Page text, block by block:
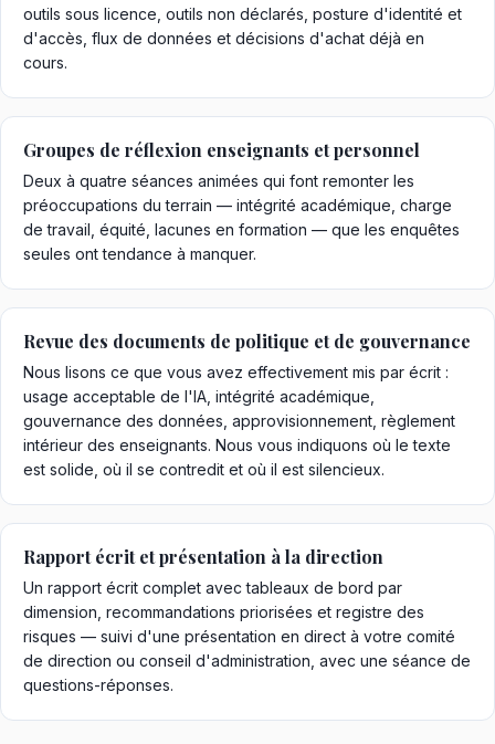
outils sous licence, outils non déclarés, posture d'identité et
d'accès, flux de données et décisions d'achat déjà en
cours.
Groupes de réflexion enseignants et personnel
Deux à quatre séances animées qui font remonter les
préoccupations du terrain — intégrité académique, charge
de travail, équité, lacunes en formation — que les enquêtes
seules ont tendance à manquer.
Revue des documents de politique et de gouvernance
Nous lisons ce que vous avez effectivement mis par écrit :
usage acceptable de l'IA, intégrité académique,
gouvernance des données, approvisionnement, règlement
intérieur des enseignants. Nous vous indiquons où le texte
est solide, où il se contredit et où il est silencieux.
Rapport écrit et présentation à la direction
Un rapport écrit complet avec tableaux de bord par
dimension, recommandations priorisées et registre des
risques — suivi d'une présentation en direct à votre comité
de direction ou conseil d'administration, avec une séance de
questions-réponses.